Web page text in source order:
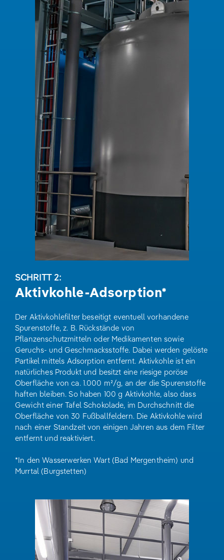
SCHRITT 2:
Aktivkohle-Adsorption*
Der Aktivkohlefilter beseitigt eventuell vorhandene
Spurenstoffe, z. B. Rückstände von
Pflanzenschutzmitteln oder Medikamenten sowie
Geruchs- und Geschmacksstoffe. Dabei werden gelöste
Partikel mittels Adsorption entfernt. Aktivkohle ist ein
natürliches Produkt und besitzt eine riesige poröse
Oberfläche von ca. 1.000 m²/g, an der die Spurenstoffe
haften bleiben. So haben 100 g Aktivkohle, also dass
Gewicht einer Tafel Schokolade, im Durchschnitt die
Oberfläche von 30 Fußballfeldern. Die Aktivkohle wird
nach einer Standzeit von einigen Jahren aus dem Filter
entfernt und reaktiviert.
*In den Wasserwerken Wart (Bad Mergentheim) und
Murrtal (Burgstetten)